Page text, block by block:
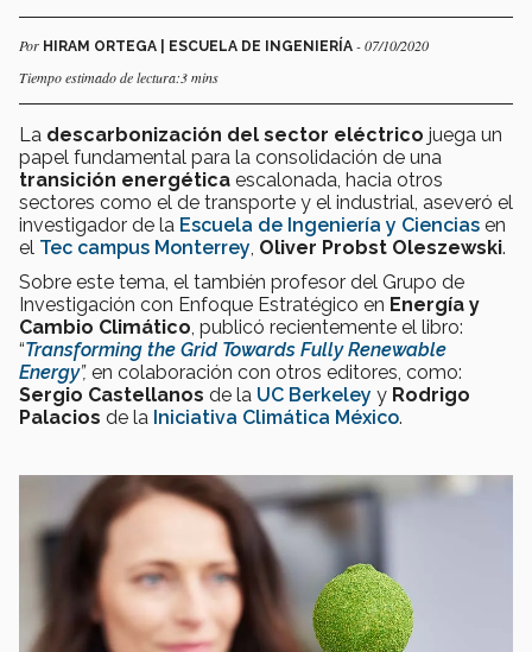
Por HIRAM ORTEGA | ESCUELA DE INGENIERÍA - 07/10/2020
Tiempo estimado de lectura:3 mins
La descarbonización del sector eléctrico juega un
papel fundamental para la consolidación de una
transición energética escalonada, hacia otros
sectores como el de transporte y el industrial, aseveró el
investigador de la Escuela de Ingeniería y Ciencias en
el Tec campus Monterrey Oliver Probst Oleszewski.
Sobre este tema, el también profesor del Grupo de
Investigación con Enfoque Estratégico en Energía y
Cambio Climático , publicó recientemente el libro:
“Transforming the Grid Towards Fully Renewable
Energy”, en colaboración con otros editores, como:
Sergio Castellanos de la UC Berkeley y Rodrigo
Palacios de la Iniciativa Climática México.